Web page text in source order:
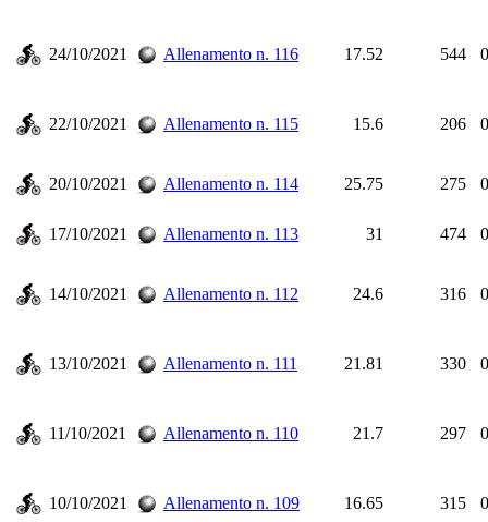
24/10/2021 Allenamento n. 116 17.52 544
22/10/2021 Allenamento n. 115 15.6 206
20/10/2021 Allenamento n. 114 25.75 275
17/10/2021 Allenamento n. 113 31 474
14/10/2021 Allenamento n. 112 24.6 316
13/10/2021 Allenamento n. 111 21.81 330
11/10/2021 Allenamento n. 110 21.7 297
10/10/2021 Allenamento n. 109 16.65 315